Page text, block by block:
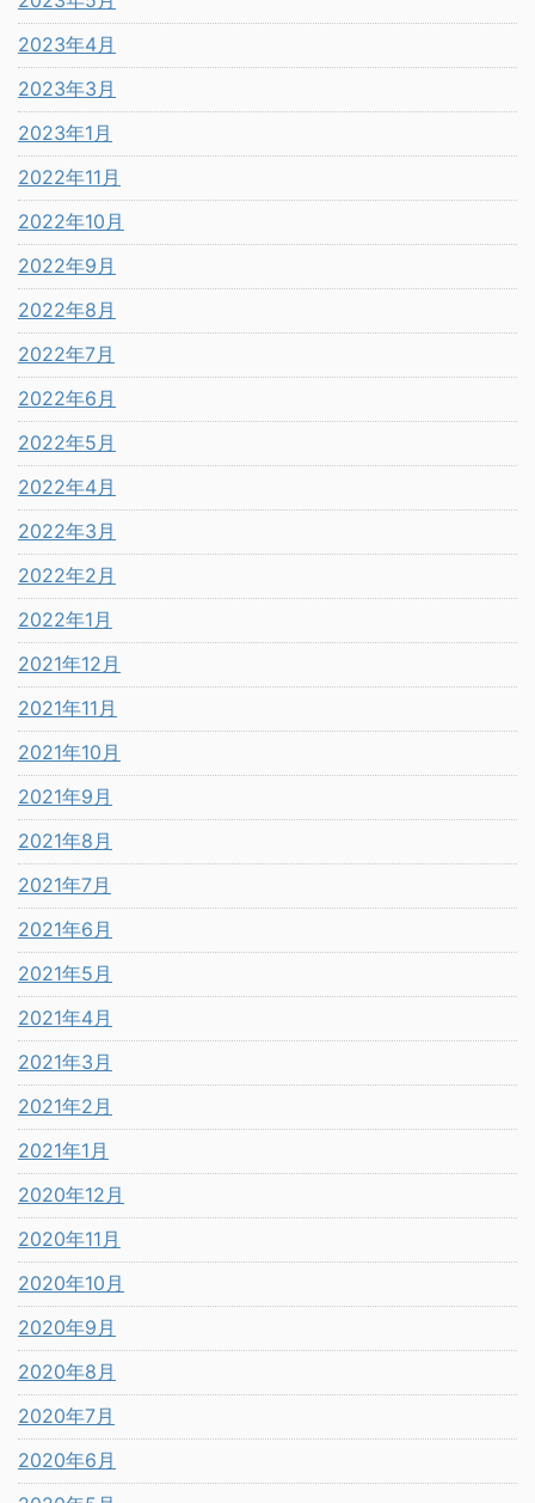
2023年4月
2023年3月
2023年1月
2022年11月
2022年10月
2022年9月
2022年8月
2022年7月
2022年6月
2022年5月
2022年4月
2022年3月
2022年2月
2022年1月
2021年12月
2021年11月
2021年10月
2021年9月
2021年8月
2021年7月
2021年6月
2021年5月
2021年4月
2021年3月
2021年2月
2021年1月
2020年12月
2020年11月
2020年10月
2020年9月
2020年8月
2020年7月
2020年6月